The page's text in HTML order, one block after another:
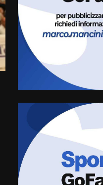
4
Carta
piano
6
5 6
Cura
6